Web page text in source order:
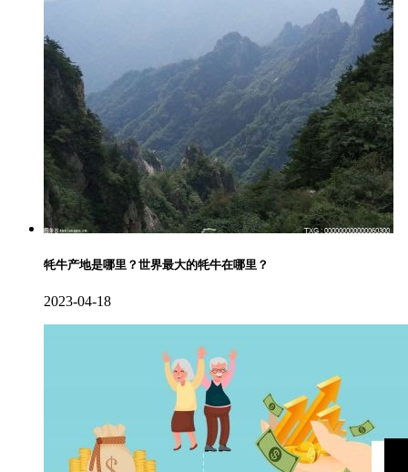
牦牛产地是哪里？世界最大的牦牛在哪里？
2023-04-18